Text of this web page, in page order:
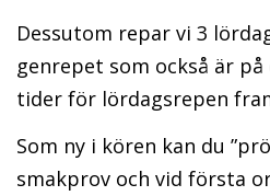
Dessutom repar vi 3
genrepet som också är
tider för lördagsrepen
Som ny i kören kan du
smakprov och vid första